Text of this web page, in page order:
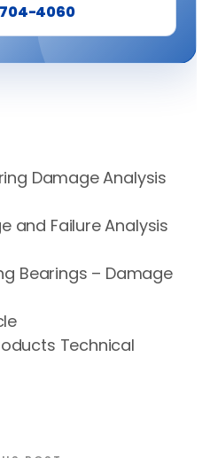
4060
Damage Analysis
and Failure Analysis
Bearings – Damage
Technical